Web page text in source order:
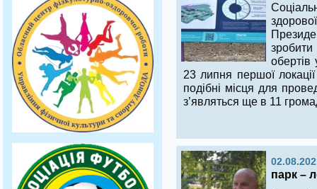
обертів
23 липня першої
подібні місця для
з’являться ще в 11
парк –